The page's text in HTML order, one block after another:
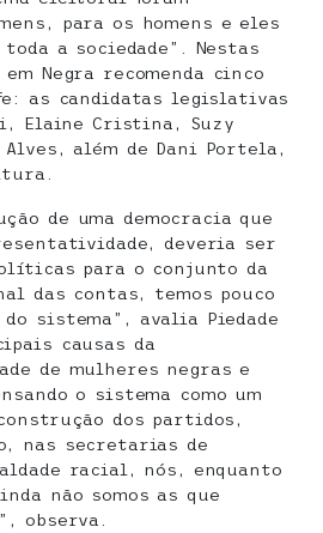
para os homens e eles
a sociedade”. Nestas
Negra recomenda cinco
as candidatas legislativas
Elaine Cristina, Suzy
Alves, além de Dani Portela,
de uma democracia que
deveria ser
para o conjunto da
das contas, temos pouco
do sistema”, avalia Piedade
causas da
de mulheres negras e
o sistema como um
dos partidos,
nas secretarias de
racial, nós, enquanto
não somos as que
observa.